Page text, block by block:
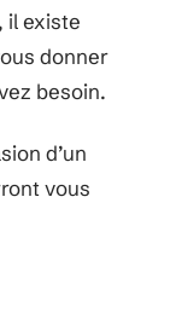
il existe
donner
besoin.
d’un
vous